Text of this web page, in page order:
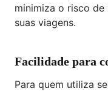
minimiza o risco
suas viagens.
Facilidade para
Para quem utiliza